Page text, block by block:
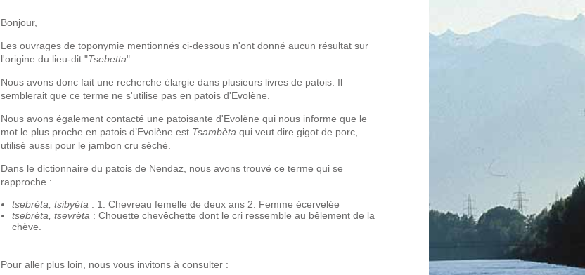
Bonjour,
Les ouvrages de toponymie mentionnés ci-dessous n'ont donné aucun résultat sur
l'origine du lieu-dit "Tsebetta".
Nous avons donc fait une recherche élargie dans plusieurs livres de patois. Il
semblerait que ce terme ne s'utilise pas en patois d'Evolène.
Nous avons également contacté une patoisante d'Evolène qui nous informe que le
mot le plus proche en patois d’Evolène est Tsambèta qui veut dire gigot de porc,
utilisé aussi pour le jambon cru séché.
Dans le dictionnaire du patois de Nendaz, nous avons trouvé ce terme qui se
rapproche :
tsebrèta, tsibyèta : 1. Chevreau femelle de deux ans 2. Femme écervelée
tsebrèta, tsevrèta : Chouette chevêchette dont le cri ressemble au bêlement de la
chève.
Pour aller plus loin, nous vous invitons à consulter :